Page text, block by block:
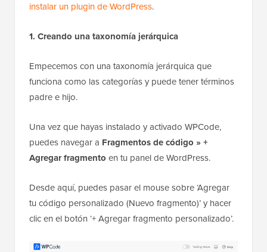
instalar un plugin de WordPress.
1. Creando una taxonomía jerárquica
Empecemos con una taxonomía jerárquica que
funciona como las categorías y puede tener términos
padre e hijo.
Una vez que hayas instalado y activado WPCode,
puedes navegar a Fragmentos de código » +
Agregar fragmento en tu panel de WordPress.
Desde aquí, puedes pasar el mouse sobre ‘Agregar
tu código personalizado (Nuevo fragmento)’ y hacer
clic en el botón ‘+ Agregar fragmento personalizado’.